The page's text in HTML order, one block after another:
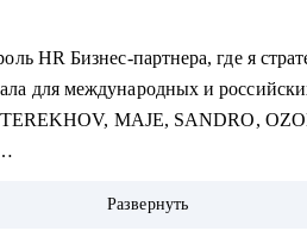
HR Бизнес-партнера, где я
для международных и
MAJE, SANDRO,
HR, Бухгалтерия и
Развернуть